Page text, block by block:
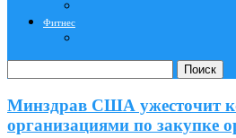
Фитнес
Поиск
Минздрав США ужесточит
организациями по закупке